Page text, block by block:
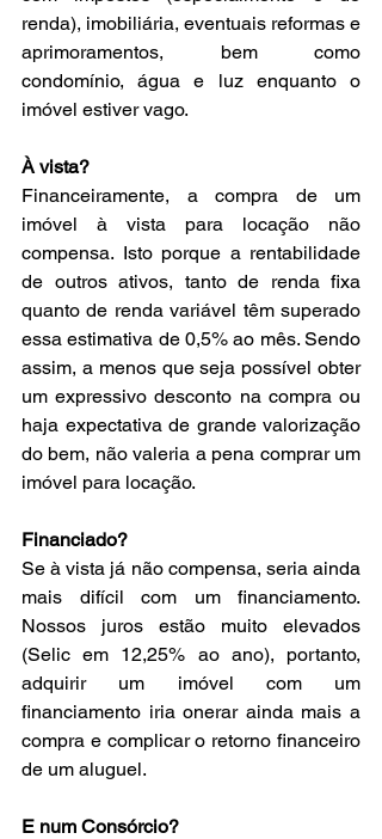
renda), imobiliária, eventuais reformas e
aprimoramentos, bem como
condomínio, água e luz enquanto o
imóvel estiver vago.
À vista?
Financeiramente, a compra de um
imóvel à vista para locação não
compensa. Isto porque a rentabilidade
de outros ativos, tanto de renda fixa
quanto de renda variável têm superado
essa estimativa de 0,5% ao mês. Sendo
assim, a menos que seja possível obter
um expressivo desconto na compra ou
haja expectativa de grande valorização
do bem, não valeria a pena comprar um
imóvel para locação.
Financiado?
Se à vista já não compensa, seria ainda
mais difícil com um financiamento.
Nossos juros estão muito elevados
(Selic em 12,25% ao ano), portanto,
adquirir um imóvel com um
financiamento iria onerar ainda mais a
compra e complicar o retorno financeiro
de um aluguel.
E num Consórcio?